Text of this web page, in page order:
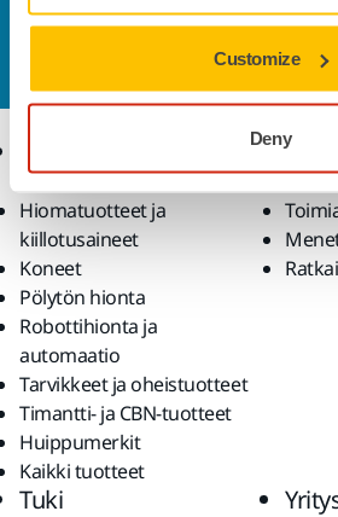
Customize
Deny
Haluatko tietää lisää?Ota
tiimimme vastaa kaikkiin
Hiomatuotteet ja
kiillotusaineet
Koneet
Pölytön hionta
Robottihionta ja
automaatio
Tarvikkeet ja oheistuotteet
Timantti- ja CBN-tuotteet
Huippumerkit
Kaikki tuotteet
Tuki